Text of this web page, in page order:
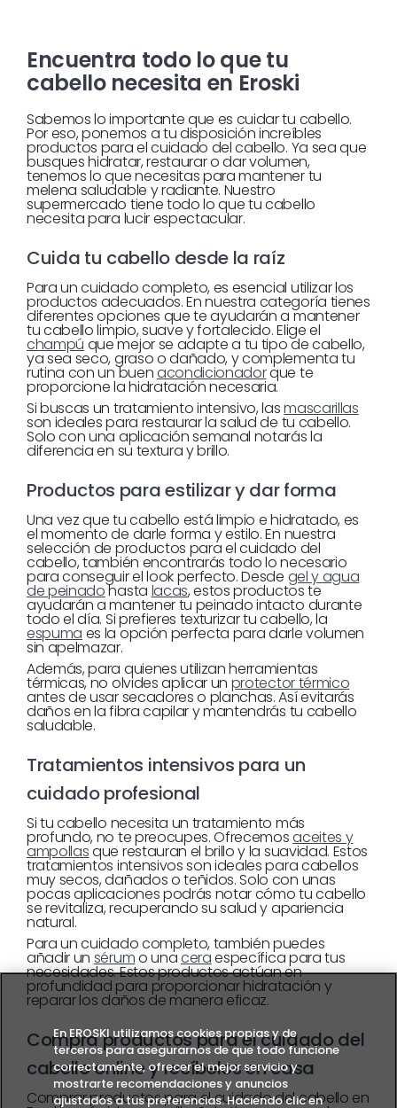
Encuentra todo lo que tu
cabello necesita en Eroski
Sabemos lo importante que es cuidar tu cabello.
Por eso, ponemos a tu disposición increíbles
productos para el cuidado del cabello. Ya sea que
busques hidratar, restaurar o dar volumen,
tenemos lo que necesitas para mantener tu
melena saludable y radiante. Nuestro
supermercado tiene todo lo que tu cabello
necesita para lucir espectacular.
Cuida tu cabello desde la raíz
Para un cuidado completo, es esencial utilizar los
productos adecuados. En nuestra categoría tienes
diferentes opciones que te ayudarán a mantener
tu cabello limpio, suave y fortalecido. Elige el
champú que mejor se adapte a tu tipo de cabello,
ya sea seco, graso o dañado, y complementa tu
rutina con un buenacondicionadorque te
proporcione la hidratación necesaria.
Si buscas un tratamiento intensivo, lasmascarillas
son ideales para restaurar la salud de tu cabello.
Solo con una aplicación semanal notarás la
diferencia en su textura y brillo.
Productos para estilizar y dar forma
Una vez que tu cabello está limpio e hidratado, es
el momento de darle forma y estilo. En nuestra
selección de productos para el cuidado del
cabello, también encontrarás todo lo necesario
para conseguir el look perfecto. Desde gel y agua
de peinadohasta lacas, estos productos te
ayudarán a mantener tu peinado intacto durante
todo el día. Si prefieres texturizar tu cabello, la
espuma es la opción perfecta para darle volumen
sin apelmazar.
Además, para quienes utilizan herramientas
térmicas, no olvides aplicar un protector térmico
antes de usar secadores o planchas. Así evitarás
daños en la fibra capilar y mantendrás tu cabello
saludable.
Tratamientos intensivos para un
cuidado profesional
Si tu cabello necesita un tratamiento más
profundo, no te preocupes. Ofrecemosaceites y
ampollasque restauran el brillo y la suavidad. Estos
tratamientos intensivos son ideales para cabellos
muy secos, dañados o teñidos. Solo con unas
pocas aplicaciones podrás notar cómo tu cabello
se revitaliza, recuperando su salud y apariencia
natural.
Para un cuidado completo, también puedes
añadir un sérumo unaceraespecífica para tus
necesidades. Estos productos actúan en
profundidad para proporcionar hidratación y
reparar los daños de manera eficaz.
Compra productos para el cuidado del
cabello online y recíbelos en casa
Comprar productos para el cuidado del cabello en
En EROSKI utilizamos cookies propias y de
terceros para asegurarnos de que todo funcione
correctamente, ofrecer el mejor servicio y
mostrarte recomendaciones y anuncios
ajustados a tus preferencias. Haciendo clic en